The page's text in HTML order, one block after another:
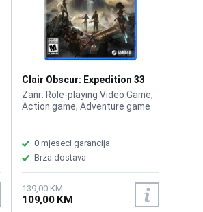
Clair Obscur: Expedition 33
/PS5
Zanr: Role-playing Video Game,
Action game, Adventure game
0 mjeseci garancija
Brza dostava
139,00 KM
109,00 KM